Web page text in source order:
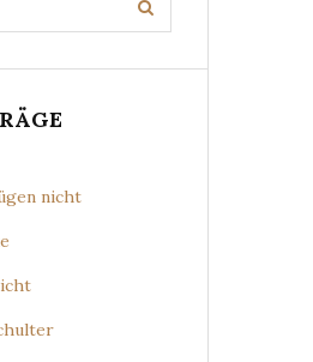
Search
nicht